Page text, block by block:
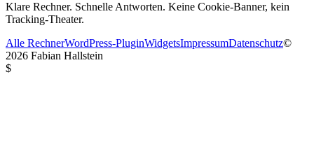
Klare Rechner. Schnelle Antworten. Keine Cookie-Banner, kein
Tracking-Theater.
Alle RechnerWordPress-PluginWidgetsImpressumDatenschutz©
2026 Fabian Hallstein
$